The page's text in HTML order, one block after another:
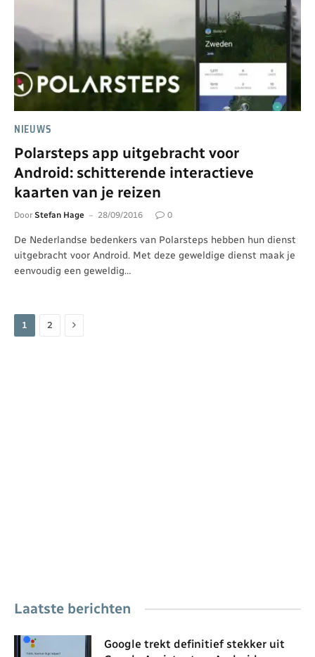
NIEUWS
Polarsteps app uitgebracht voor
Android: schitterende interactieve
kaarten van je reizen
Door Stefan Hage 28/09/2016 0
De Nederlandse bedenkers van Polarsteps hebben hun dienst
uitgebracht voor Android. Met deze geweldige dienst maak je
eenvoudig een geweldig…
1 2 Volgende
Laatste berichten
Google trekt definitief stekker uit